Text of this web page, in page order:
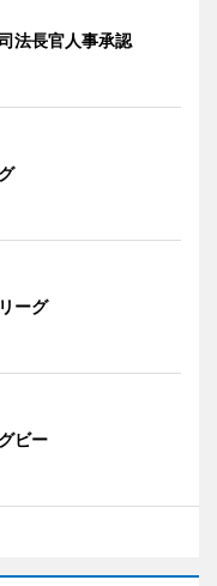
法長官人事承認
ーグ
ビー